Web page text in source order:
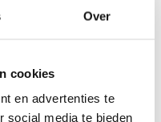
Over
cookies
en advertenties te
social media te bieden
materiaal dat bekend
en lichtgewicht
rollator niet
te hanteren